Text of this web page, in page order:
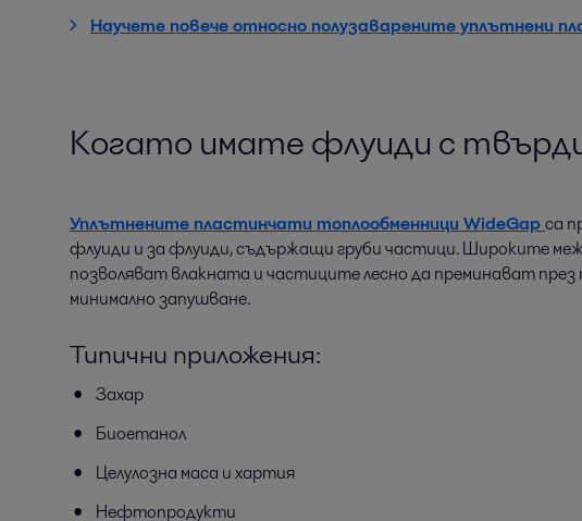
Научете повече относно полузаварените уплътнени
Когато имате флуиди с
Уплътнените пластинчати топлообменници WideGapса
флуиди и за флуиди, съдържащи груби частици. Широките
позволяват влакната и частиците лесно да преминават
минимално запушване.
Типични приложения:
Захар
Биоетанол
Целулозна маса и хартия
Нефтопродукти